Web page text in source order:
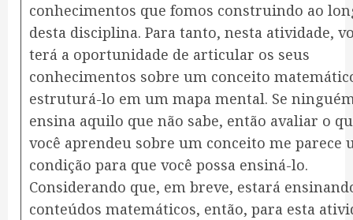
conhecimentos que fomos construindo ao
desta disciplina. Para tanto, nesta atividade,
terá a oportunidade de articular os seus
conhecimentos sobre um conceito
estruturá-lo em um mapa mental. Se
ensina aquilo que não sabe, então avaliar o
você aprendeu sobre um conceito me parece
condição para que você possa ensiná-lo.
Considerando que, em breve, estará
conteúdos matemáticos, então, para esta